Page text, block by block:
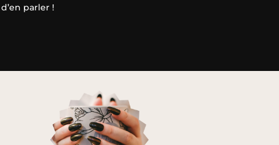
parler !